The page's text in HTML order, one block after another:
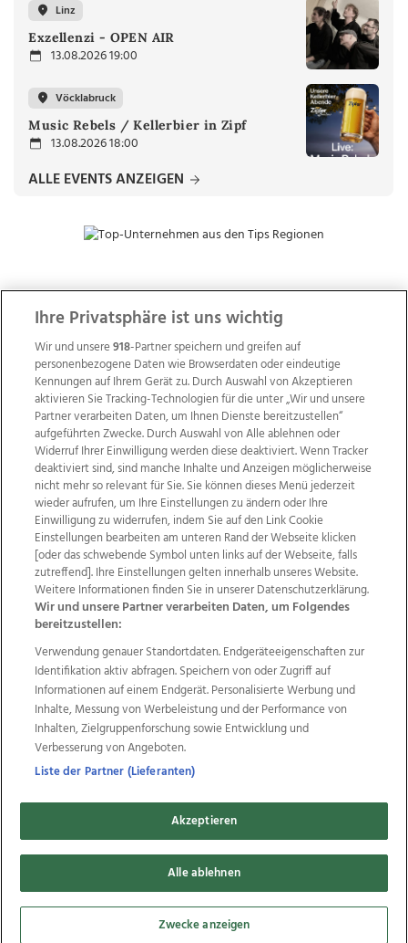
Linz
Exzellenzi - OPEN AIR
13.08.2026 19:00
Vöcklabruck
Music Rebels / Kellerbier in Zipf
13.08.2026 18:00
ALLE EVENTS ANZEIGEN
ZUR NACHRICHTENÜBERSICHT
Wir über uns Mediadaten Kontakt
Jobs
Datenschutz
Impressum
AGB Anzeigekunden
AGB Website
Ehrenkodex Politische Werbung
Weitere Angebote des Medienhauses Wimmer
TV1 di-mog-i.at OÖNow
Ischler Woche
Life Radio
OÖNachrichten
OÖN Immobilien
OÖN Karriere
OÖN Reise
Promenaden Galerien
Regionaljobs
wasistlos.at
Copyrights © 2026 Tips Zeitungs GmbH & Co KG
developed by11x11.net
Cookie Einstellungen bearbeiten
Ihre Privatsphäre ist uns wichtig
Wir und unsere918-Partner speichern und greifen auf
personenbezogene Daten wie Browserdaten oder eindeutige
Kennungen auf Ihrem Gerät zu. Durch Auswahl von Akzeptieren
aktivieren Sie Tracking-Technologien für die unter „Wir und unsere
Partner verarbeiten Daten, um Ihnen Dienste bereitzustellen“
aufgeführten Zwecke. Durch Auswahl von Alle ablehnen oder
Widerruf Ihrer Einwilligung werden diese deaktiviert. Wenn Tracker
deaktiviert sind, sind manche Inhalte und Anzeigen möglicherweise
nicht mehr so relevant für Sie. Sie können dieses Menü jederzeit
wieder aufrufen, um Ihre Einstellungen zu ändern oder Ihre
Einwilligung zu widerrufen, indem Sie auf den Link Cookie
Einstellungen bearbeiten am unteren Rand der Webseite klicken
[oder das schwebende Symbol unten links auf der Webseite, falls
zutreffend]. Ihre Einstellungen gelten innerhalb unseres Website.
Weitere Informationen finden Sie in unserer Datenschutzerklärung.
Wir und unsere Partner verarbeiten Daten, um Folgendes
bereitzustellen:
Verwendung genauer Standortdaten. Endgeräteeigenschaften zur
Identifikation aktiv abfragen. Speichern von oder Zugriff auf
Informationen auf einem Endgerät. Personalisierte Werbung und
Inhalte, Messung von Werbeleistung und der Performance von
Inhalten, Zielgruppenforschung sowie Entwicklung und
Verbesserung von Angeboten.
Liste der Partner (Lieferanten)
Akzeptieren
Alle ablehnen
Zwecke anzeigen